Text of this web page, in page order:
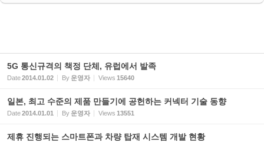
5G 통신규격의 책정 단체, 유럽에서 발족
Date2014.01.02 By 운영자 Views 15640
일본, 최고 수준의 제품 만들기에 공헌하는 커넥터 기술 동향
Date2014.01.01 By 운영자 Views 13551
제휴 진행되는 스마트폰과 차량 탑재 시스템 개발 현황